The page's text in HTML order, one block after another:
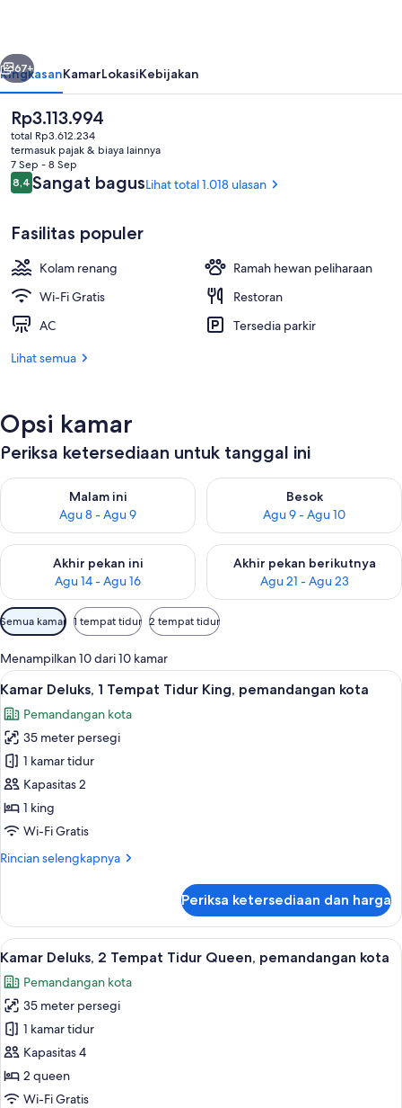
Kolam renang outdoor, dengan kursi
Berikutnya
67+
RingkasanKamarLokasiKebijakan
Harga
saat
ini
Rp3.113.994
Rp3.113.994
total Rp3.612.234
termasuk pajak & biaya lainnya
7 Sep - 8 Sep
Ulasan
8,48,4 dari 10
Sangat bagusLihat total 1.018 ulasan
Fasilitas populer
Kolam renang
Ramah hewan peliharaan
Wi-Fi Gratis
Restoran
AC
Tersedia parkir
Lihat semua
Opsi kamar
Periksa ketersediaan untuk tanggal ini
Malam ini
Agu 8 - Agu 9
Periksa ketersediaan untuk malam ini Agu 8 - Agu 9
Besok
Agu 9 - Agu 10
Periksa ketersediaan untuk
Akhir pekan ini
Agu 14 - Agu 16
Periksa ketersediaan untuk akhir pekan ini Agu 14 - Agu 16
Akhir pekan berikutnya
Agu 21 - Agu 23
Periksa ketersediaan untuk
Filter
tersedia
untuk
kamar
Semua kamar 1 tempat tidur 2 tempat tidur
Menampilkan 10 dari 10 kamar
Lihat
semua
foto
untuk
Kamar
Deluks,
1
Tempat
King,
Kamar Deluks, 1 Tempat Tidur King,
14
Kamar Deluks, 1 Tempat Tidur King, pemandangan kota
Pemandangan kota
35 meter persegi
1 kamar tidur
Kapasitas 2
1 king
Wi-Fi Gratis
Rincian selengkapnya
Rincian
Kamar
Deluks,
1
Tidur
King,
pemandangan
kota
Periksa ketersediaan dan harga
Lihat
semua
foto
untuk
Kamar
Deluks,
2
Tempat
Kamar Deluks, 2 Tempat Tidur
6
Kamar Deluks, 2 Tempat Tidur Queen, pemandangan kota
Pemandangan kota
35 meter persegi
1 kamar tidur
Kapasitas 4
2 queen
Wi-Fi Gratis